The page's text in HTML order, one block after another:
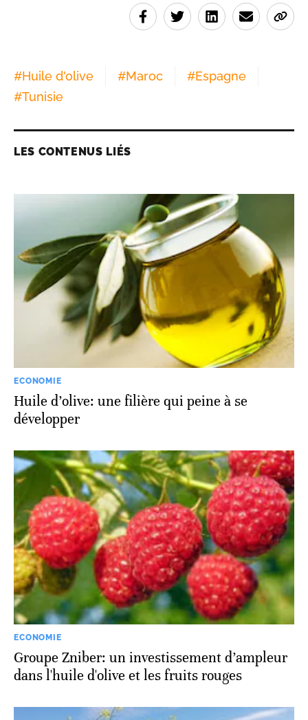
#Huile d'olive #Maroc #Espagne
#Tunisie
LES CONTENUS LIÉS
ECONOMIE
Huile d’olive: une filière qui peine à se
développer
ECONOMIE
Groupe Zniber: un investissement d’ampleur
dans l'huile d'olive et les fruits rouges